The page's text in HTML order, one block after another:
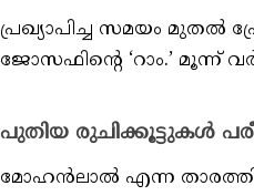
പ്രഖ്യാപിച്ച സമയം മുതൽ
ജോസഫിന്റെ ‘റാം.’
പുതിയ രുചിക്കൂട്ടുകൾ
മോഹൻലാൽ എന്ന